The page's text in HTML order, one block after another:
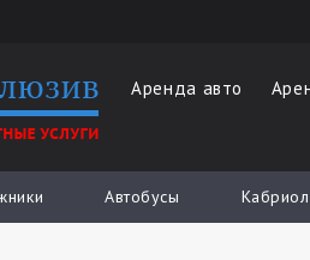
Аренда авто
Автобусы